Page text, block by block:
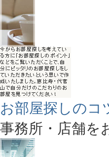
お部屋探しのコ
事務所・店舗を